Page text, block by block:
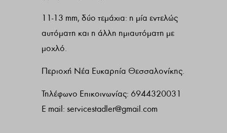
11-13 mm, δύο τεμάχια: η μία εντελώς
αυτόματη και η άλλη ημιαυτόματη με
μοχλό.
Περιοχή Νέα Ευκαρπία Θεσσαλονίκης.
Τηλέφωνο Επικοινωνίας: 6944320031
E mail:servicestadler@gmail.com